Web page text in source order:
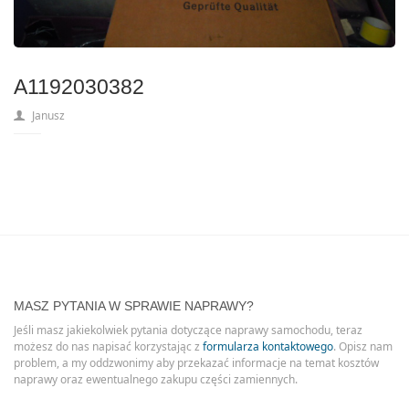
A1192030382
Janusz
MASZ PYTANIA W SPRAWIE NAPRAWY?
Jeśli masz jakiekolwiek pytania dotyczące naprawy samochodu, teraz
możesz do nas napisać korzystając z formularza kontaktowego. Opisz nam
problem, a my oddzwonimy aby przekazać informacje na temat kosztów
naprawy oraz ewentualnego zakupu części zamiennych.